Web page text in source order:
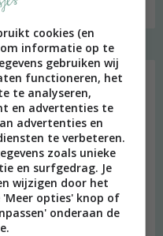
cookies (en
informatie op te
gebruiken wij
functioneren, het
te analyseren,
en advertenties te
advertenties en
te verbeteren.
zoals unieke
en surfgedrag. Je
wijzigen door het
opties' knop of
onderaan de